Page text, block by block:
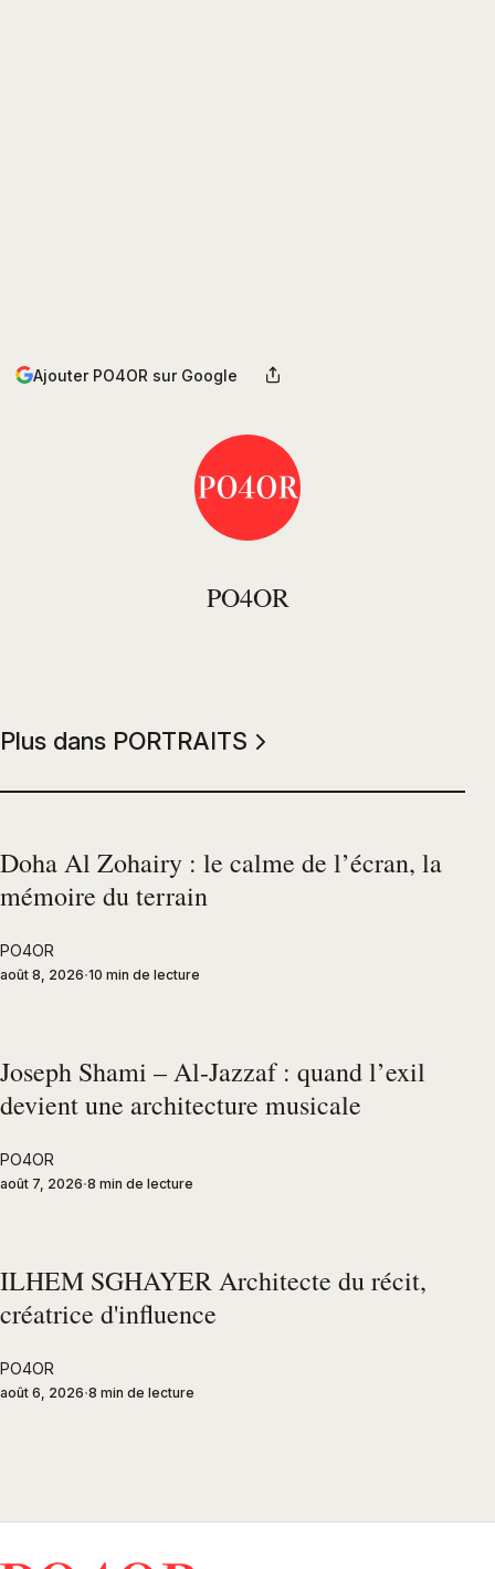
Ajouter PO4OR sur Google
PO4OR
Plus dans PORTRAITS
Doha Al Zohairy : le calme de l’écran, la
mémoire du terrain
PO4OR
août 8, 2026 10 min de lecture
Joseph Shami – Al-Jazzaf : quand l’exil
devient une architecture musicale
PO4OR
août 7, 2026 8 min de lecture
ILHEM SGHAYER Architecte du récit,
créatrice d'influence
PO4OR
août 6, 2026 8 min de lecture